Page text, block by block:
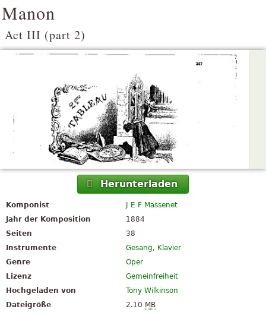
Manon
Act III (part 2)
Herunterladen
Komponist
J E F Massenet
Jahr der Komposition
1884
Seiten
38
Instrumente
Gesang, Klavier
Genre
Oper
Lizenz
Gemeinfreiheit
Hochgeladen von
Tony Wilkinson
Dateigröße
2.10 MB